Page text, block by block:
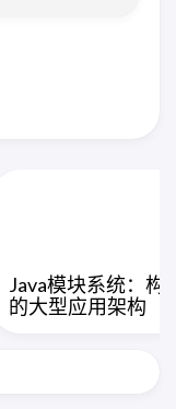
Java模块系统：构
的大型应用架构